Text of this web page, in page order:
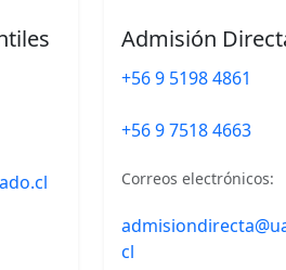
Admisión
+56 9 5198 4861
+56 9 7518 4663
Correos electrónicos:
cl